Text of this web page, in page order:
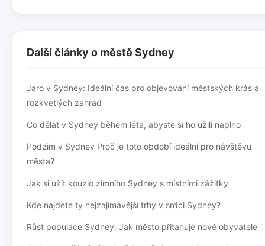
Další články o městě Sydney
Jaro v Sydney: Ideální čas pro objevování městských krás a
rozkvetlých zahrad
Co dělat v Sydney během léta, abyste si ho užili naplno
Podzim v Sydney Proč je toto období ideální pro návštěvu
města?
Jak si užít kouzlo zimního Sydney s místními zážitky
Kde najdete ty nejzajímavější trhy v srdci Sydney?
Růst populace Sydney: Jak město přitahuje nové obyvatele